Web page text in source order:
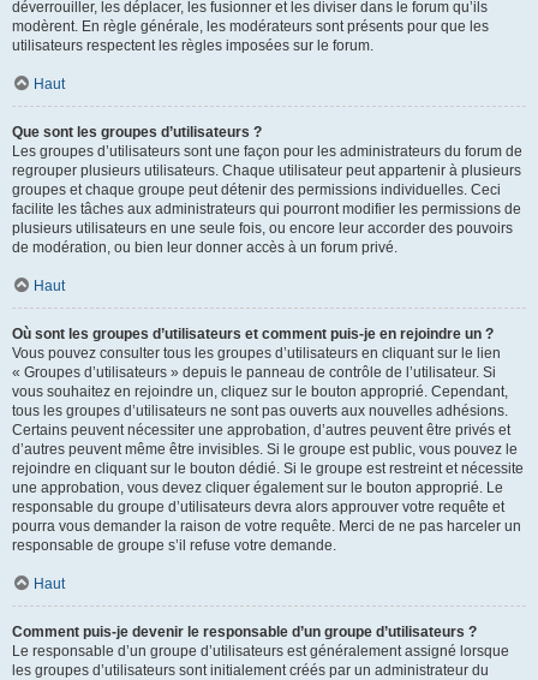
déverrouiller, les déplacer, les fusionner et les diviser dans le forum qu’ils
modèrent. En règle générale, les modérateurs sont présents pour que les
utilisateurs respectent les règles imposées sur le forum.
Haut
Que sont les groupes d’utilisateurs ?
Les groupes d’utilisateurs sont une façon pour les administrateurs du forum de
regrouper plusieurs utilisateurs. Chaque utilisateur peut appartenir à plusieurs
groupes et chaque groupe peut détenir des permissions individuelles. Ceci
facilite les tâches aux administrateurs qui pourront modifier les permissions de
plusieurs utilisateurs en une seule fois, ou encore leur accorder des pouvoirs
de modération, ou bien leur donner accès à un forum privé.
Haut
Où sont les groupes d’utilisateurs et comment puis-je en rejoindre un ?
Vous pouvez consulter tous les groupes d’utilisateurs en cliquant sur le lien
« Groupes d’utilisateurs » depuis le panneau de contrôle de l’utilisateur. Si
vous souhaitez en rejoindre un, cliquez sur le bouton approprié. Cependant,
tous les groupes d’utilisateurs ne sont pas ouverts aux nouvelles adhésions.
Certains peuvent nécessiter une approbation, d’autres peuvent être privés et
d’autres peuvent même être invisibles. Si le groupe est public, vous pouvez le
rejoindre en cliquant sur le bouton dédié. Si le groupe est restreint et nécessite
une approbation, vous devez cliquer également sur le bouton approprié. Le
responsable du groupe d’utilisateurs devra alors approuver votre requête et
pourra vous demander la raison de votre requête. Merci de ne pas harceler un
responsable de groupe s’il refuse votre demande.
Haut
Comment puis-je devenir le responsable d’un groupe d’utilisateurs ?
Le responsable d’un groupe d’utilisateurs est généralement assigné lorsque
les groupes d’utilisateurs sont initialement créés par un administrateur du